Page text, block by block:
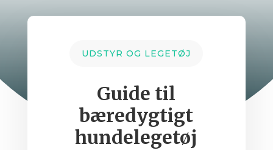
UDSTYR OG LEGETØJ
Guide til
bæredygtigt
hundelegetøj